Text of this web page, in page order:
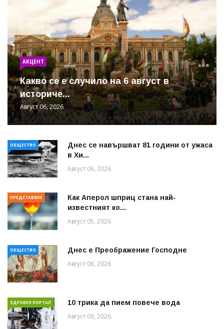
АКЦЕНТ
Какво се е случило на 6 август в
историче...
Август 06, 2026
ОБЩЕСТВО
Днес се навършват 81 години от ужаса
в Хи...
Август 06, 2026
ПРЕДСТАВЯНЕ
Как Аперол шприц стана най-
известният ко...
Август 05, 2026
ОБЩЕСТВО Днес е Преображение Господне
Август 06, 2026
ЗДРАВЕН ПОРТАЛ 10 трика да пием повече вода
Август 06, 2026